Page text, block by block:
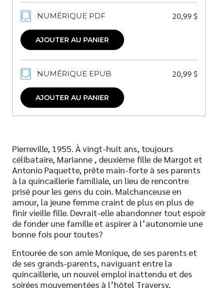
NUMÉRIQUE PDF 20,99 $
AJOUTER AU PANIER
NUMÉRIQUE EPUB 20,99 $
AJOUTER AU PANIER
Pierreville, 1955. À vingt-huit ans, toujours
célibataire, Marianne , deuxième fille de Margot et
Antonio Paquette, prête main-forte à ses parents
à la quincaillerie familiale, un lieu de rencontre
prisé pour les gens du coin. Malchanceuse en
amour, la jeune femme craint de plus en plus de
finir vieille fille. Devrait-elle abandonner tout espoir
de fonder une famille et aspirer à l’autonomie une
bonne fois pour toutes?
Entourée de son amie Monique, de ses parents et
de ses grands-parents, naviguant entre la
quincaillerie, un nouvel emploi inattendu et des
soirées mouvementées à l’hôtel Traversy,